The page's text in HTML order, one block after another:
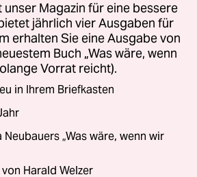
unser Magazin für eine bessere
jährlich vier Ausgaben für
erhalten Sie eine Ausgabe von
Buch „Was wäre, wenn
Vorrat reicht).
in Ihrem Briefkasten
„Was wäre, wenn wir
Harald Welzer